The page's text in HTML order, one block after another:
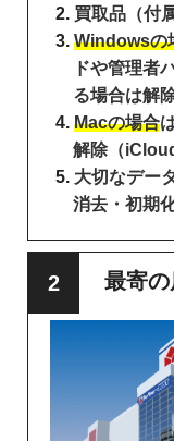
買取品（付
Windowsの
ドや管理者
る場合は解
Macの場合
解除（
大切なデー
消去・初期
最寄